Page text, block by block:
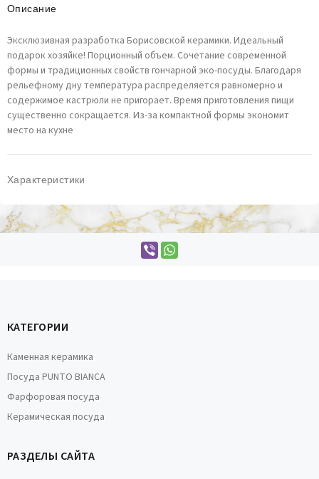
Описание
Эксклюзивная разработка Борисовской керамики. Идеальный
подарок хозяйке! Порционный объем. Сочетание современной
формы и традиционных свойств гончарной эко-посуды. Благодаря
рельефному дну температура распределяется равномерно и
содержимое кастрюли не пригорает. Время приготовления пищи
существенно сокращается. Из-за компактной формы экономит
место на кухне
Характеристики
КАТЕГОРИИ
Каменная керамика
Посуда PUNTO BIANCA
Фарфоровая посуда
Керамическая посуда
РАЗДЕЛЫ САЙТА